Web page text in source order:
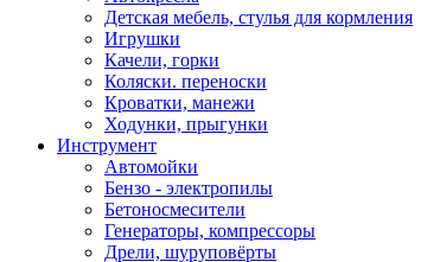
Детская мебель, стулья для кормления
Игрушки
Качели, горки
Коляски. переноски
Кроватки, манежи
Ходунки, прыгунки
Инструмент
Автомойки
Бензо - электропилы
Бетоносмесители
Генераторы, компрессоры
Дрели, шуруповёрты